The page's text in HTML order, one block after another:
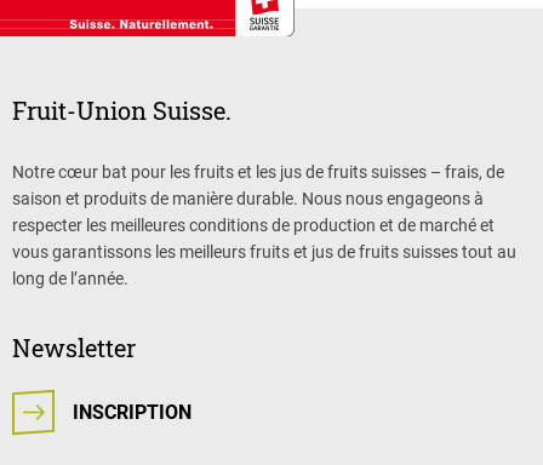
Fruit-Union Suisse.
Notre cœur bat pour les fruits et les jus de fruits suisses – frais, de
saison et produits de manière durable. Nous nous engageons à
respecter les meilleures conditions de production et de marché et
vous garantissons les meilleurs fruits et jus de fruits suisses tout au
long de l’année.
Newsletter
INSCRIPTION